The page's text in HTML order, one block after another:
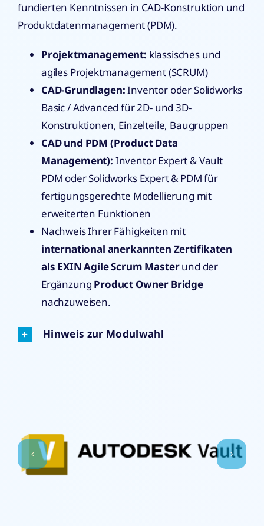
fundierten Kenntnissen in CAD-Konstruktion und
Produktdatenmanagement (PDM).
Projektmanagement: klassisches und
agiles Projektmanagement (SCRUM)
CAD-Grundlagen:Inventor oder Solidworks
Basic / Advanced für 2D- und 3D-
Konstruktionen, Einzelteile, Baugruppen
CAD und PDM (Product Data
Management): Inventor Expert & Vault
PDM oder Solidworks Expert & PDM für
fertigungsgerechte Modellierung mit
erweiterten Funktionen
Nachweis Ihrer Fähigkeiten mit
international anerkannten Zertifikaten
als EXIN Agile Scrum Masterund der
Ergänzung Product Owner Bridge
nachzuweisen.
Hinweis zur Modulwahl